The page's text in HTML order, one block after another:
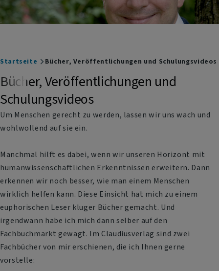
Breadcrumb
Startseite Bücher, Veröffentlichungen und Schulungsvideos
Bücher, Veröffentlichungen und
Schulungsvideos
Um Menschen gerecht zu werden, lassen wir uns wach und
wohlwollend auf sie ein.
Manchmal hilft es dabei, wenn wir unseren Horizont mit
humanwissenschaftlichen Erkenntnissen erweitern. Dann
erkennen wir noch besser, wie man einem Menschen
wirklich helfen kann. Diese Einsicht hat mich zu einem
euphorischen Leser kluger Bücher gemacht. Und
irgendwann habe ich mich dann selber auf den
Fachbuchmarkt gewagt. Im Claudiusverlag sind zwei
Fachbücher von mir erschienen, die ich Ihnen gerne
vorstelle: